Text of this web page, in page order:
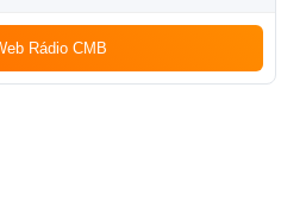
Rádio CMB